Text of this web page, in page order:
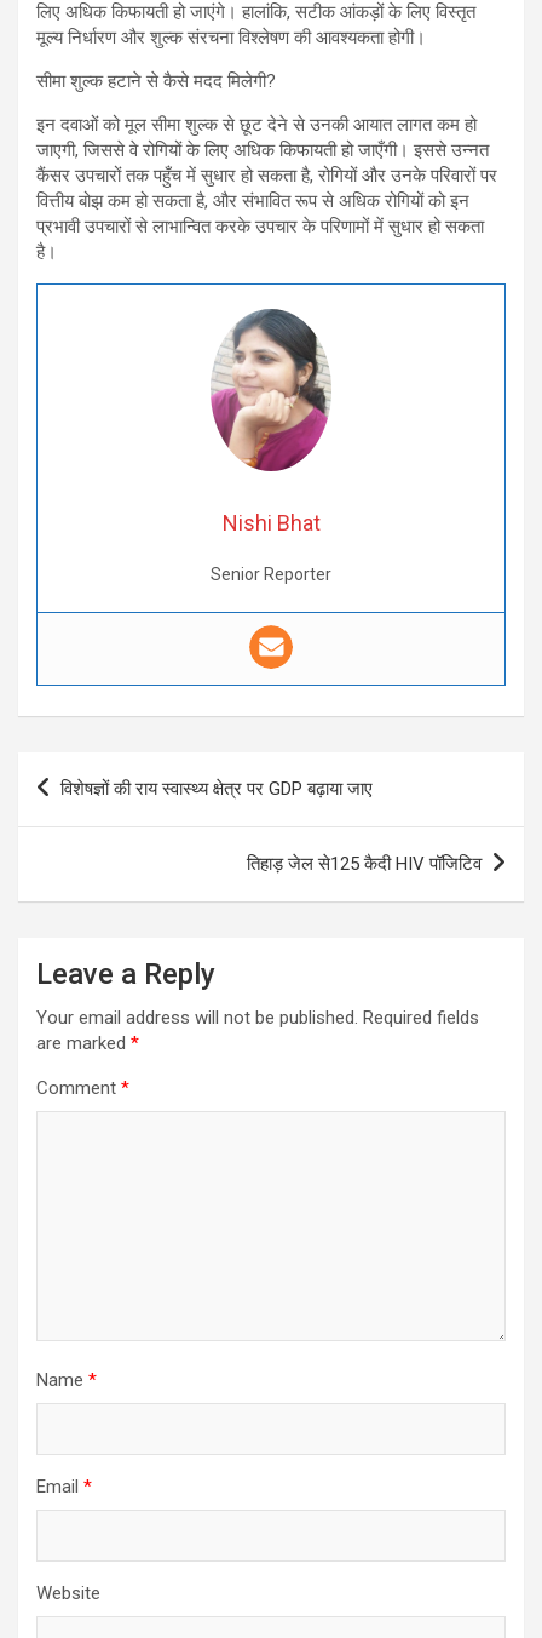
लिए अधिक किफायती हो जाएंगे। हालांकि, सटीक आंकड़ों के लिए विस्तृत
मूल्य निर्धारण और शुल्क संरचना विश्लेषण की आवश्यकता होगी।
सीमा शुल्क हटाने से कैसे मदद मिलेगी?
इन दवाओं को मूल सीमा शुल्क से छूट देने से उनकी आयात लागत कम हो
जाएगी, जिससे वे रोगियों के लिए अधिक किफायती हो जाएँगी। इससे उन्नत
कैंसर उपचारों तक पहुँच में सुधार हो सकता है, रोगियों और उनके परिवारों पर
वित्तीय बोझ कम हो सकता है, और संभावित रूप से अधिक रोगियों को इन
प्रभावी उपचारों से लाभान्वित करके उपचार के परिणामों में सुधार हो सकता
है।
Nishi Bhat
Senior Reporter
Post
navigation
विशेषज्ञों की राय स्वास्थ्य क्षेत्र पर GDP बढ़ाया जाए
तिहाड़ जेल से125 कैदी HIV पॉजिटिव
Leave a Reply
Your email address will not be published. Required fields
are marked *
Comment *
Name *
Email *
Website